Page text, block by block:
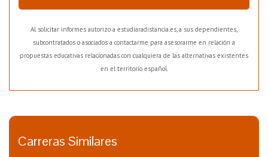
Al solicitar informes autorizo a estudiaradistancia.es, a sus dependientes,
subcontratados o asociados a contactarme para asesorarme en relación a
propuestas educativas relacionadas con cualquiera de las alternativas existentes
en el territorio español.
Carreras Similares